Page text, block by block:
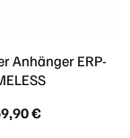
Anhänger ERP-
Preis
€Aktueller